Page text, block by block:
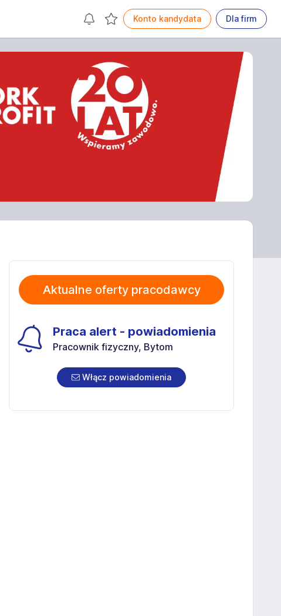
Konto kandydata Dla firm
Aktualne oferty pracodawcy
Praca alert - powiadomienia
Pracownik fizyczny, Bytom
Włącz powiadomienia